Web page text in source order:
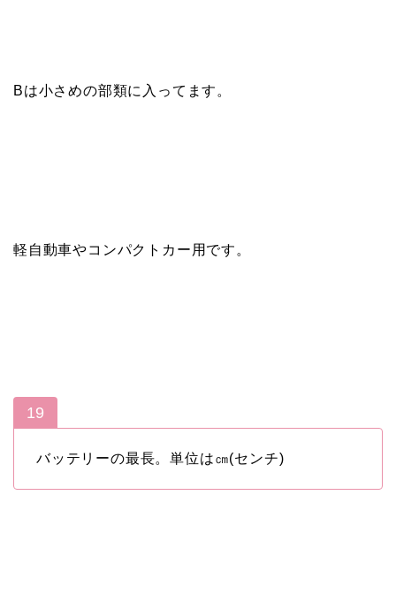
Bは小さめの部類に入ってます。
軽自動車やコンパクトカー用です。
19
バッテリーの最長。単位は㎝(センチ)